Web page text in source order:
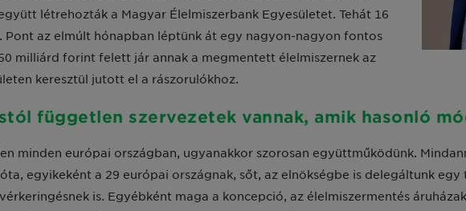
létrehozták a Magyar Élelmiszerbank Egyesületet. Tehát 16
Pont az elmúlt hónapban léptünk át egy nagyon-nagyon fontos
milliárd forint felett jár annak a megmentett élelmiszernek az
keresztül jutott el a rászorulókhoz.
független szervezetek vannak, amik hasonló
minden európai országban, ugyanakkor szorosan együttműködünk.
egyikeként a 29 európai országnak, sőt, az elnökségbe is delegáltunk egy
is. Egyébként maga a koncepció, az élelmiszermentés